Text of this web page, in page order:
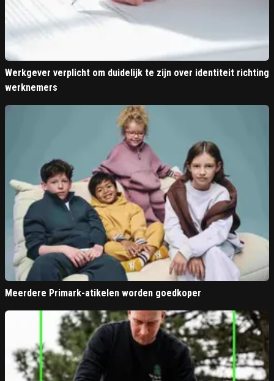
Werkgever verplicht om duidelijk te zijn over identiteit richting
werknemers
Meerdere Primark-atikelen worden goedkoper